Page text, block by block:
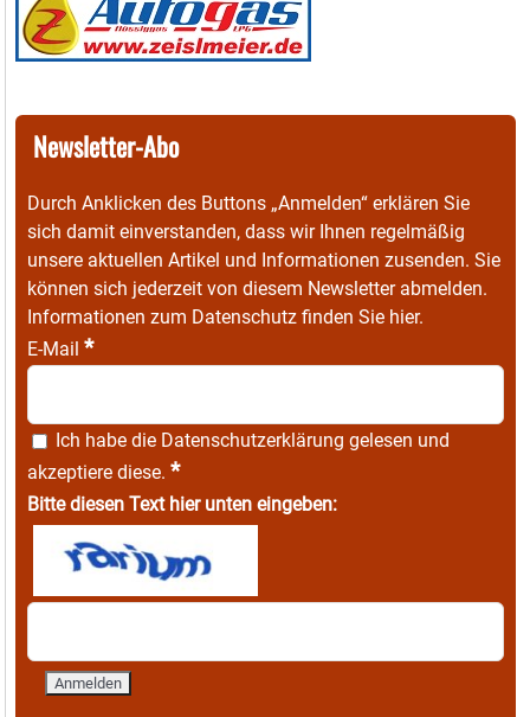
Newsletter-Abo
Durch Anklicken des Buttons „Anmelden“ erklären Sie
sich damit einverstanden, dass wir Ihnen regelmäßig
unsere aktuellen Artikel und Informationen zusenden. Sie
können sich jederzeit von diesem Newsletter abmelden.
Informationen zum Datenschutz finden Sie hier.
E-Mail *
Ich habe die Datenschutzerklärung gelesen und
akzeptiere diese. *
Bitte diesen Text hier unten eingeben: